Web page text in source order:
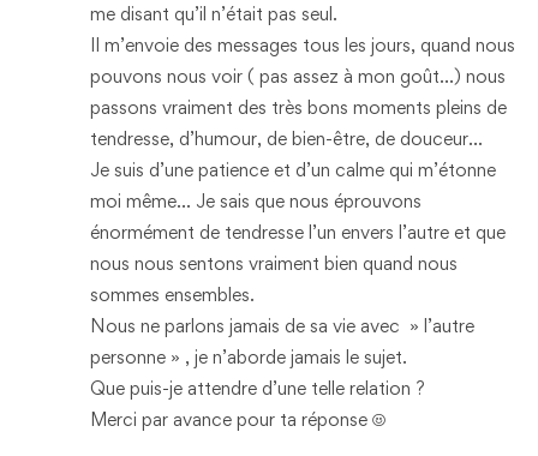
me disant qu’il n’était pas seul.
Il m’envoie des messages tous les jours, quand nous
pouvons nous voir ( pas assez à mon goût…) nous
passons vraiment des très bons moments pleins de
tendresse, d’humour, de bien-être, de douceur…
Je suis d’une patience et d’un calme qui m’étonne
moi même… Je sais que nous éprouvons
énormément de tendresse l’un envers l’autre et que
nous nous sentons vraiment bien quand nous
sommes ensembles.
Nous ne parlons jamais de sa vie avec » l’autre
personne » , je n’aborde jamais le sujet.
Que puis-je attendre d’une telle relation ?
Merci par avance pour ta réponse ☺️